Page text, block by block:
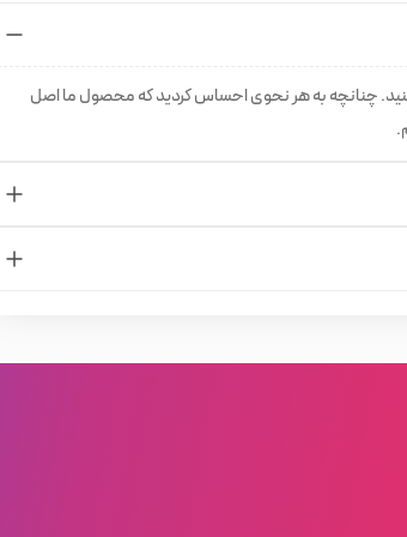
دارد، که شما می‌توانید با جستجو در هر کدام از
از خرید خود مطمئن باشید.
چنانچه به هر نحوی احساس کردید که محصول ما اصل